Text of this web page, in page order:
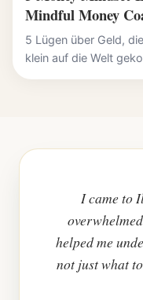
Mindful Money
5 Lügen über Geld,
klein auf die Welt
I came to
helped me
not just what